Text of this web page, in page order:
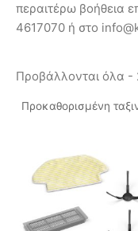
ΥΠΗΡΕΣΙΕΣ-ΝΕΑ-
περαιτέρω βοήθεια
4617070 ή στο
Προβάλλονται όλα -